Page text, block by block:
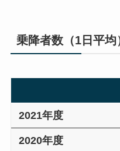
乗降者数（1日平均
2021年度
2020年度